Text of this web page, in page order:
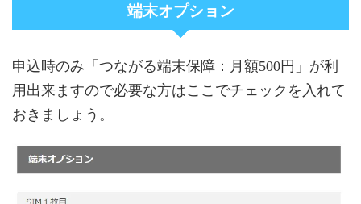
端末オプション
申込時のみ「つながる端末保障：月額500円」が利
用出来ますので必要な方はここでチェックを入れて
おきましょう。